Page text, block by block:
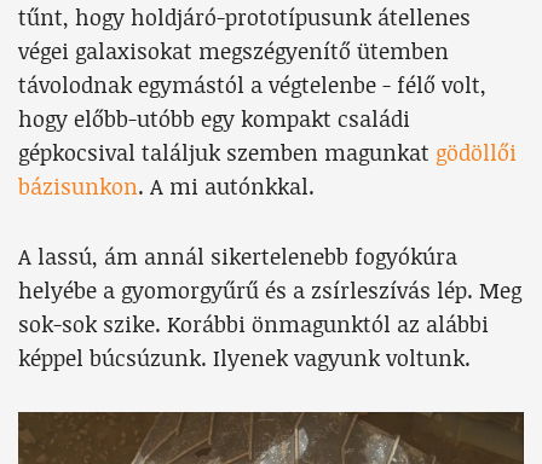
tűnt, hogy holdjáró-prototípusunk átellenes
végei galaxisokat megszégyenítő ütemben
távolodnak egymástól a végtelenbe - félő volt,
hogy előbb-utóbb egy kompakt családi
gépkocsival találjuk szemben magunkat gödöllői
bázisunkon. A mi autónkkal.
A lassú, ám annál sikertelenebb fogyókúra
helyébe a gyomorgyűrű és a zsírleszívás lép. Meg
sok-sok szike. Korábbi önmagunktól az alábbi
képpel búcsúzunk. Ilyenek vagyunk voltunk.